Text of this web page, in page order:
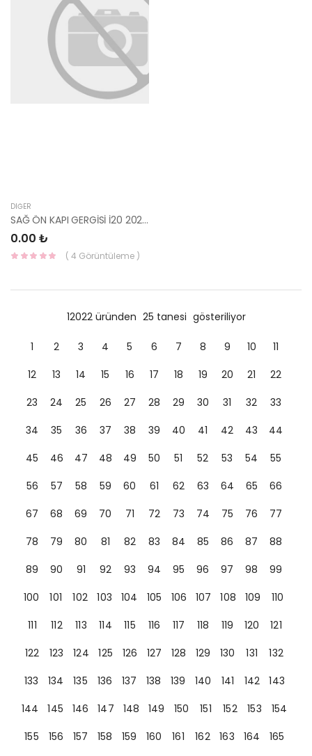
DIĞER
SAĞ ÖN KAPI GERGİSİ İ20 2020- 76990-Q0000-HMC
0.00 ₺
( 4 Görüntüleme )
12022 üründen 25 tanesi gösteriliyor
1 2 3 4 5 6 7 8 9 10
11
12
13 14 15 16 17 18 19 20 21
22
23
24 25 26 27 28 29 30 31 32
33
34
35 36 37 38 39 40 41 42 43
44
45
46 47 48 49 50 51 52 53 54
55
56
57 58 59 60 61 62 63 64 65
66
67
68 69 70 71 72 73 74 75 76
77
78
79 80 81 82 83 84 85 86 87
88
89
90 91 92 93 94 95 96 97 98
99
100
101 102 103 104 105 106 107 108 109
110
111
112 113 114 115 116 117 118 119 120
121
122
123 124 125 126 127 128 129 130 131
132
133
134 135 136 137 138 139 140 141 142
143
144
145 146 147 148 149 150 151 152 153
154
155
156 157 158 159 160 161 162 163 164
165